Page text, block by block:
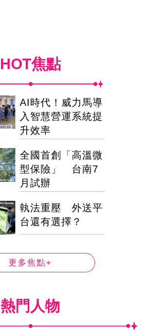
HOT焦點
AI時代！威力馬導
入智慧營運系統提
升效率
全國首創「高溫微
型保險」 台南7
月試辦
執法重壓 外送平
台還有選擇？
更多焦點+
熱門人物